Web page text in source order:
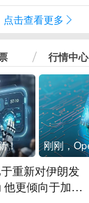
点击查看更多
行情中心
！
重新对伊朗发
更倾向于加大